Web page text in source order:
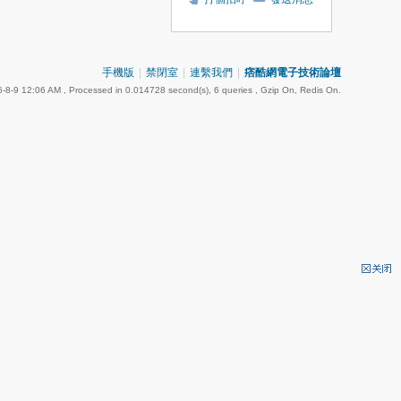
手機版 禁閉室 連繫我們 痞酷網電子技術論壇
8-9 12:06 AM , Processed in 0.014728 second(s), 6 queries , Gzip On, Redis On.